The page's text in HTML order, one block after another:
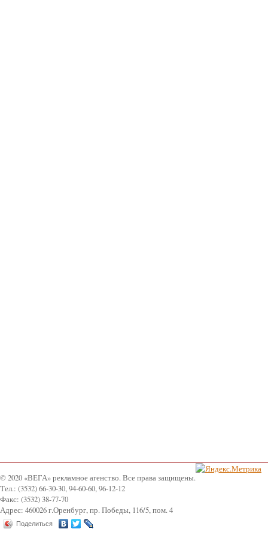
© 2020 «ВЕГА» рекламное агенство. Все права защищены.
Tел.: (3532) 66-30-30, 94-60-60, 96-12-12
Факс: (3532) 38-77-70
Адрес: 460026 г.Оренбург, пр. Победы, 116/5, пом. 4
Поделиться